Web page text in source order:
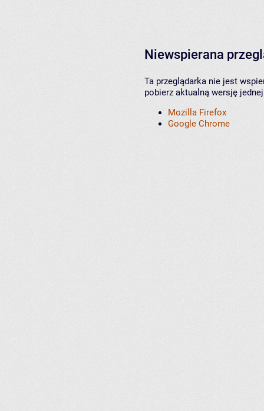
Niewspierana
Ta przeglądarka nie jest
pobierz aktualną wersję
Mozilla Firefox
Google Chrome